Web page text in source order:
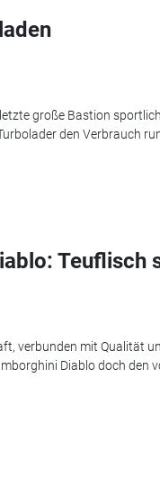
große Bastion
den Verbrauch
Teuflisch
verbunden mit Qualität
Diablo doch den